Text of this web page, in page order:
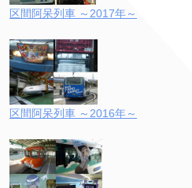
区間阿呆列車 ～2017年～
区間阿呆列車 ～2016年～